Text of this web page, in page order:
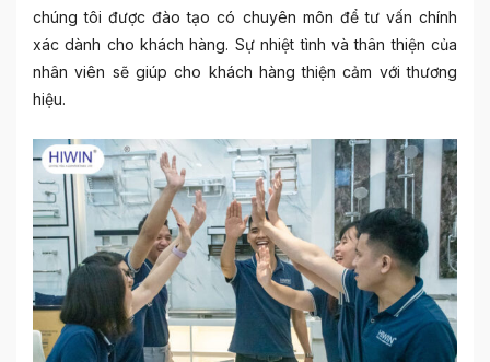
chúng tôi được đào tạo có chuyên môn để tư vấn chính
xác dành cho khách hàng. Sự nhiệt tình và thân thiện của
nhân viên sẽ giúp cho khách hàng thiện cảm với thương
hiệu.